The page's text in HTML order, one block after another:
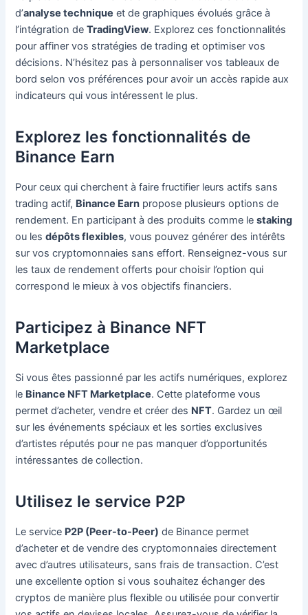
d’analyse technique et de graphiques évolués grâce à
l’intégration deTradingView. Explorez ces fonctionnalités
pour affiner vos stratégies de trading et optimiser vos
décisions. N’hésitez pas à personnaliser vos tableaux de
bord selon vos préférences pour avoir un accès rapide aux
indicateurs qui vous intéressent le plus.
Explorez les fonctionnalités de
Binance Earn
Pour ceux qui cherchent à faire fructifier leurs actifs sans
trading actif, Binance Earn propose plusieurs options de
rendement. En participant à des produits comme lestaking
ou lesdépôts flexibles, vous pouvez générer des intérêts
sur vos cryptomonnaies sans effort. Renseignez-vous sur
les taux de rendement offerts pour choisir l’option qui
correspond le mieux à vos objectifs financiers.
Participez à Binance NFT
Marketplace
Si vous êtes passionné par les actifs numériques, explorez
le Binance NFT Marketplace. Cette plateforme vous
permet d’acheter, vendre et créer des NFT. Gardez un œil
sur les événements spéciaux et les sorties exclusives
d’artistes réputés pour ne pas manquer d’opportunités
intéressantes de collection.
Utilisez le service P2P
Le service P2P (Peer-to-Peer) de Binance permet
d’acheter et de vendre des cryptomonnaies directement
avec d’autres utilisateurs, sans frais de transaction. C’est
une excellente option si vous souhaitez échanger des
cryptos de manière plus flexible ou utilisée pour convertir